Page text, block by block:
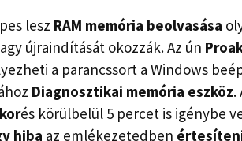
lesz RAM memória beolvasása
újraindítását okozzák. Az ún
a parancssort a Windows
Diagnosztikai memória eszköz.
és körülbelül 5 percet is igénybe
hiba az emlékezetedben